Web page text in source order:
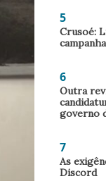
5
Crusoé:
6
Outra
governo
7
As
Discord